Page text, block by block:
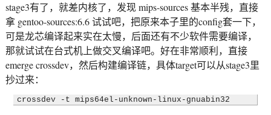
stage3有了，就差内核了，发现 mips-sources 基本半残，直接
拿 gentoo-sources:6.6 试试吧，把原来本子里的config套一下，
可是龙芯编译起来实在太慢，后面还有不少软件需要编译，
那就试试在台式机上做交叉编译吧。好在非常顺利，直接
emerge crossdev，然后构建编译链，具体target可以从stage3里
抄过来：